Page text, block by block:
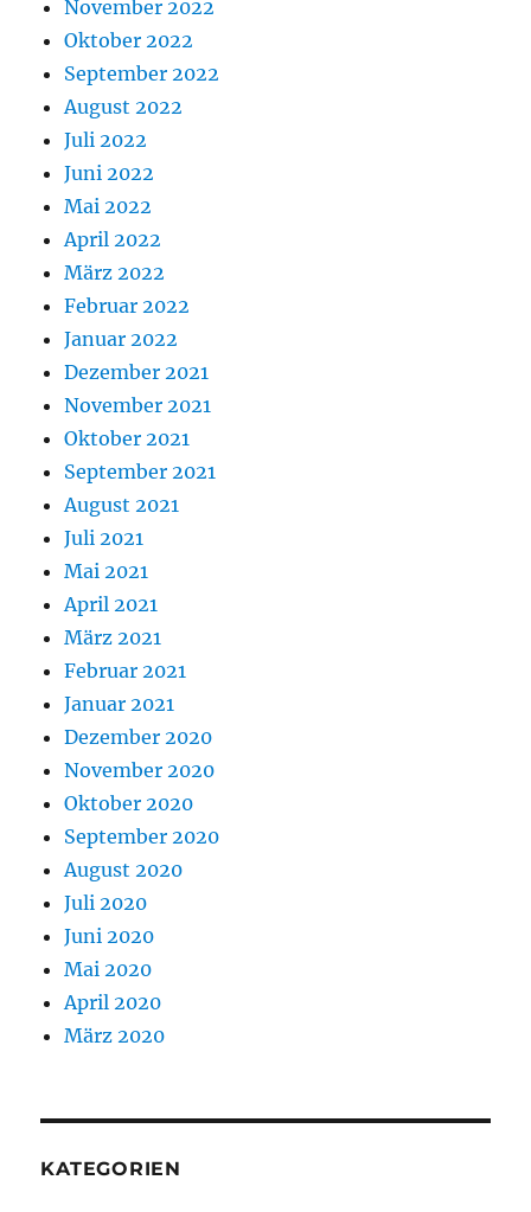
November 2022
Oktober 2022
September 2022
August 2022
Juli 2022
Juni 2022
Mai 2022
April 2022
März 2022
Februar 2022
Januar 2022
Dezember 2021
November 2021
Oktober 2021
September 2021
August 2021
Juli 2021
Mai 2021
April 2021
März 2021
Februar 2021
Januar 2021
Dezember 2020
November 2020
Oktober 2020
September 2020
August 2020
Juli 2020
Juni 2020
Mai 2020
April 2020
März 2020
KATEGORIEN